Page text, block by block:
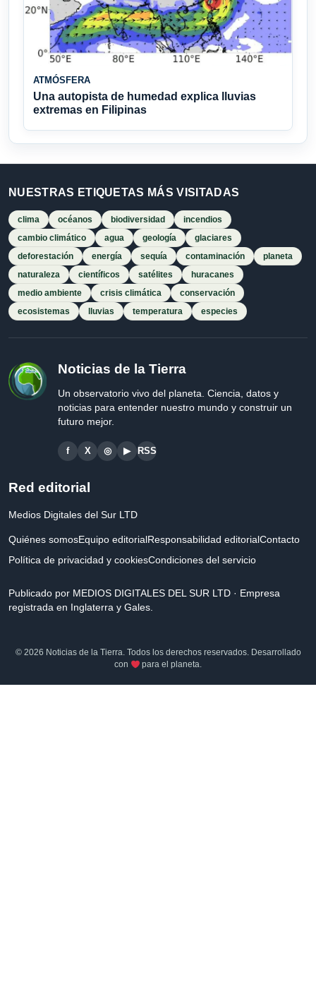
ATMÓSFERA
Una autopista de humedad explica lluvias
extremas en Filipinas
NUESTRAS ETIQUETAS MÁS VISITADAS
clima océanos biodiversidad
incendios
cambio climático
agua geología
glaciares
deforestación
energía sequía contaminación
planeta
naturaleza
científicos satélites
huracanes
medio ambiente
crisis climática
conservación
ecosistemas
lluvias temperatura especies
Noticias de la Tierra
Un observatorio vivo del planeta. Ciencia, datos y
noticias para entender nuestro mundo y construir un
futuro mejor.
f X ◎ ▶ RSS
Red editorial
Medios Digitales del Sur LTD
Quiénes somosEquipo editorialResponsabilidad editorialContacto
Política de privacidad y cookiesCondiciones del servicio
Publicado por MEDIOS DIGITALES DEL SUR LTD · Empresa
registrada en Inglaterra y Gales.
© 2026 Noticias de la Tierra. Todos los derechos reservados. Desarrollado
con
para el planeta.